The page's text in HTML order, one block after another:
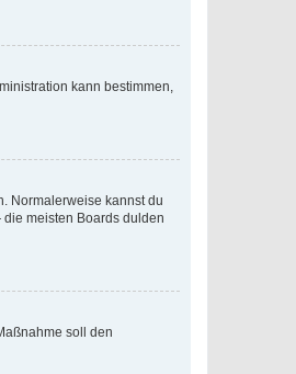
kann bestimmen,
Normalerweise kannst du
meisten Boards dulden
soll den